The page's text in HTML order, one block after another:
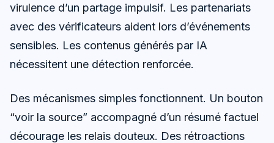
virulence d’un partage impulsif. Les partenariats
avec des vérificateurs aident lors d’événements
sensibles. Les contenus générés par IA
nécessitent une détection renforcée.
Des mécanismes simples fonctionnent. Un bouton
“voir la source” accompagné d’un résumé factuel
décourage les relais douteux. Des rétroactions